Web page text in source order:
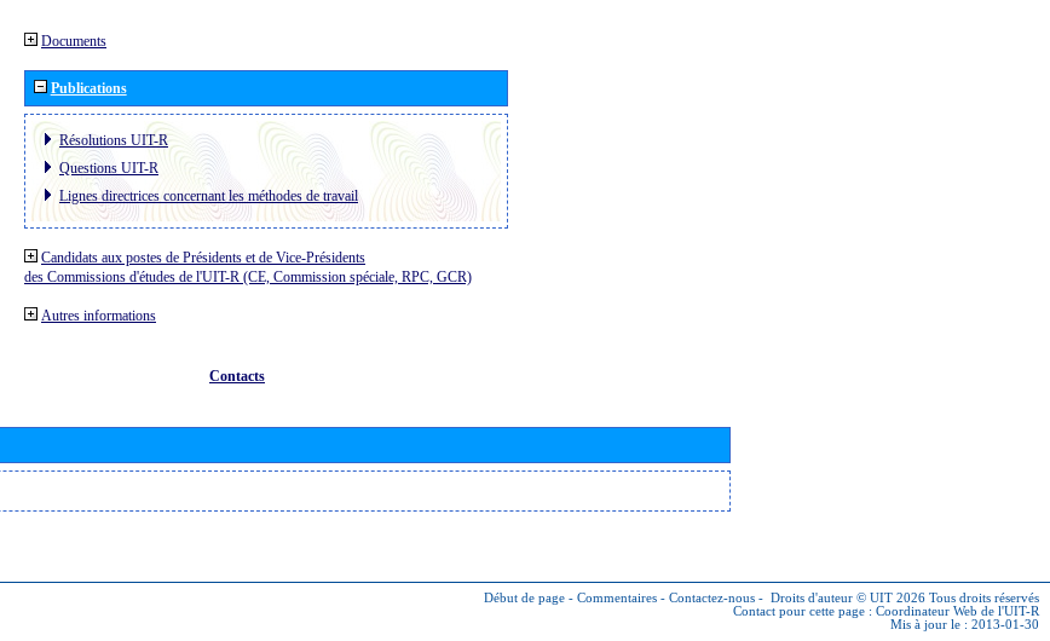
Documents
Publications
Résolutions UIT-R
Questions UIT-R
Lignes directrices concernant les méthodes de travail
Candidats aux postes de Présidents et de Vice-Présidents
des Commissions d'études de l'UIT-R (CE, Commission spéciale, RPC, GCR)
Autres informations
Contacts
Début de page - Commentaires - Contactez-nous - Droits d'auteur © UIT 2026 Tous droits réservés
Contact pour cette page : Coordinateur Web de l'UIT-R
Mis à jour le : 2013-01-30